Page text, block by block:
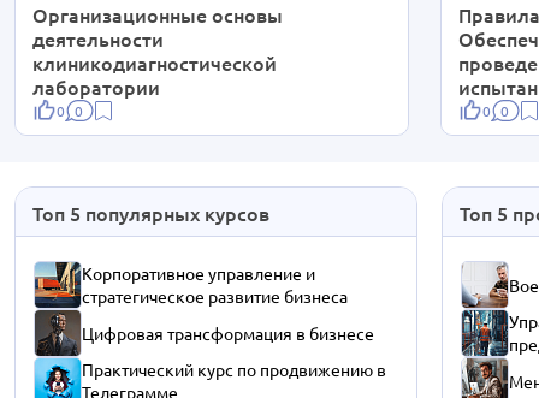
Организационные основы
деятельности
клиникодиагностической
лаборатории
0 0 0 0
Топ 5 популярных курсов
Корпоративное управление и
стратегическое развитие бизнеса
Цифровая трансформация в бизнесе
Практический курс по продвижению в
Телеграмме
Топ 5